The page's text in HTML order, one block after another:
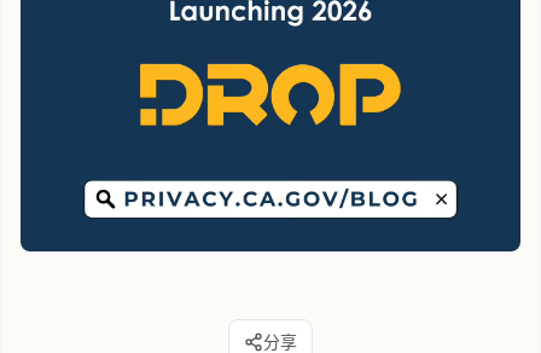
分享